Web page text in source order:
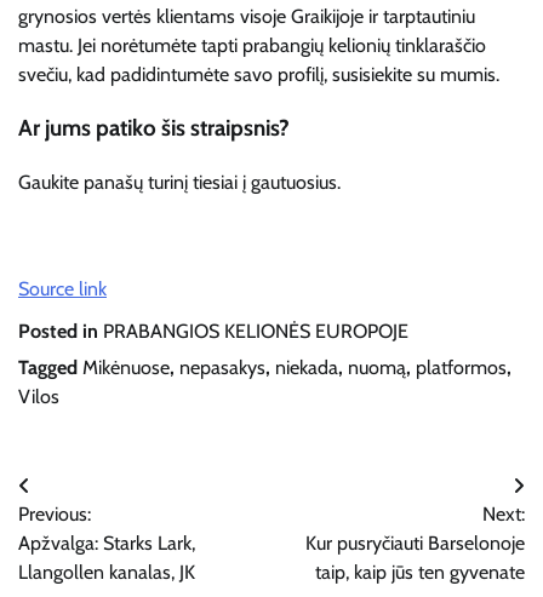
grynosios vertės klientams visoje Graikijoje ir tarptautiniu
mastu. Jei norėtumėte tapti prabangių kelionių tinklaraščio
svečiu, kad padidintumėte savo profilį, susisiekite su mumis.
Ar jums patiko šis straipsnis?
Gaukite panašų turinį tiesiai į gautuosius.
Source link
Posted in PRABANGIOS KELIONĖS EUROPOJE
Tagged Mikėnuose, nepasakys, niekada, nuomą, platformos,
Vilos
Navigacija
tarp
įrašų
Previous:
Apžvalga: Starks Lark,
Llangollen kanalas, JK
Next:
Kur pusryčiauti Barselonoje
taip, kaip jūs ten gyvenate